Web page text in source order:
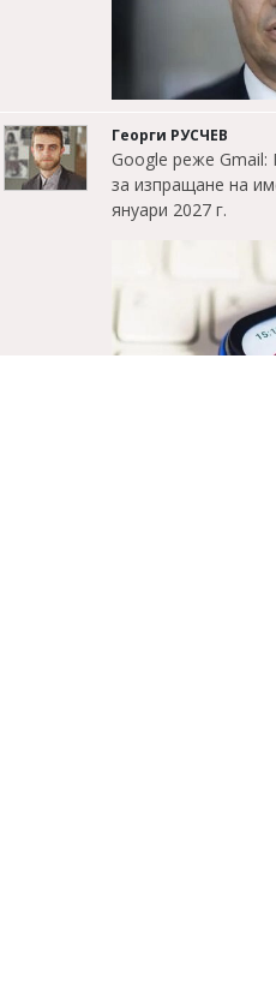
Георги РУСЧЕВ
Google реже Gmail:
за изпращане на
януари 2027 г.